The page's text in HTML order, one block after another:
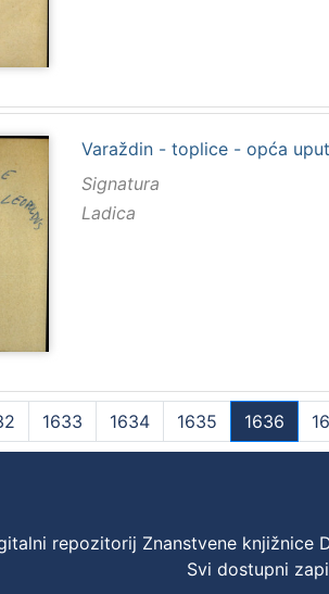
Varaždin - toplice - opća
Signatura
Ladica
1633 1634 1635
1636
(current)
repozitorij Znanstvene knjižnice
Svi dostupni